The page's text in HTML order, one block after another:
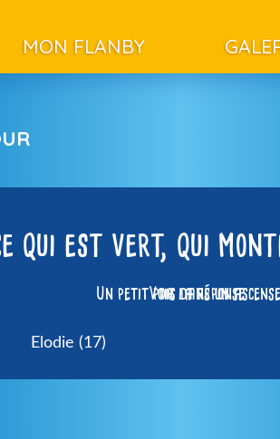
MON FLANBY
qui est vert, qui
Voir la réponse
Un petit pois dans un
Elodie (17)